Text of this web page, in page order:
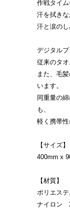
作戦タイ
汗を拭きな
汗と涙の
デジタル
従来のタ
また、毛
います。
同重量の
も、
軽く携帯性
【サイズ】
400mm x
【材質】
ポリエス
ナイロン